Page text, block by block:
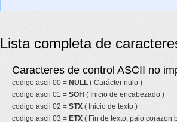
Lista completa de
Caracteres de control ASCII no
codigo ascii 00 = NULL ( Carácter nulo )
codigo ascii 01 = SOH ( Inicio de encabezado )
codigo ascii 02 = STX ( Inicio de texto )
codigo ascii 03 = ETX ( Fin de texto, palo corazon